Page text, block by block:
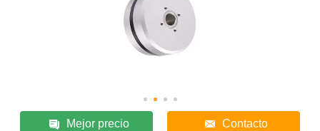
Mejor precio Contacto